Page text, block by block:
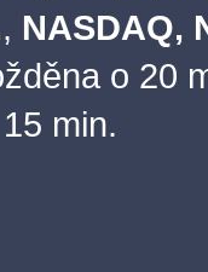
, NASDAQ,
o 20
min.